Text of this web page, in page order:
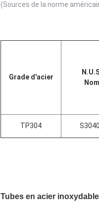
(Sources de la norme
Grade d'acier
Nom
TP304
Tubes en acier